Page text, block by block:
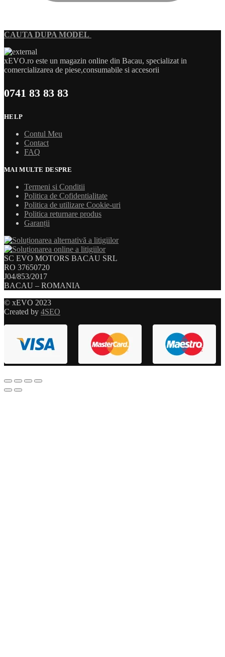
CAUTA DUPA MODEL
xEVO.ro este un magazin online din Bacau, specializat in
comercializarea de piese,consumabile si accesorii
0741 83 83 83
HELP
Contul Meu
Contact
FAQ
MAI MULTE DESPRE
Termeni si Conditii
Politica de Cofidentialitate
Politica de utilizare Cookie-uri
Politica returnare produs
Garanții
SC EVO MOTORS BACAU SRL
RO 37650720
J04/853/2017
BACAU – ROMANIA
© xEVO 2023
Created by 4SEO